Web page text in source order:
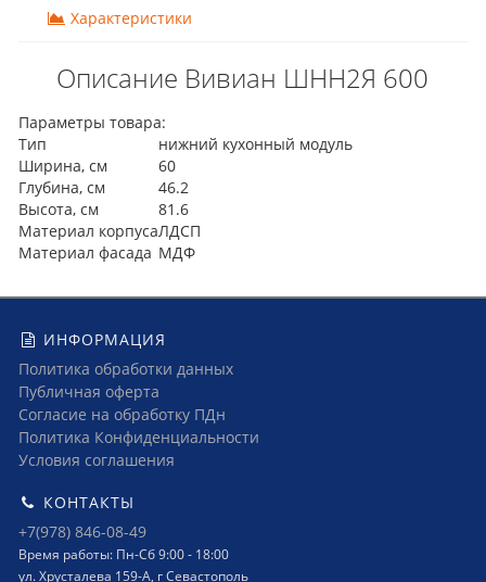
Характеристики
Описание Вивиан ШНН2Я 600
Параметры товара:
Тип
нижний кухонный модуль
Ширина, см
60
Глубина, см
46.2
Высота, см
81.6
Материал корпусаЛДСП
Материал фасада МДФ
ИНФОРМАЦИЯ
Политика обработки данных
Публичная оферта
Согласие на обработку ПДн
Политика Конфиденциальности
Условия соглашения
КОНТАКТЫ
+7(978) 846-08-49
Время работы: Пн-Сб 9:00 - 18:00
ул. Хрусталева 159-А, г Севастополь